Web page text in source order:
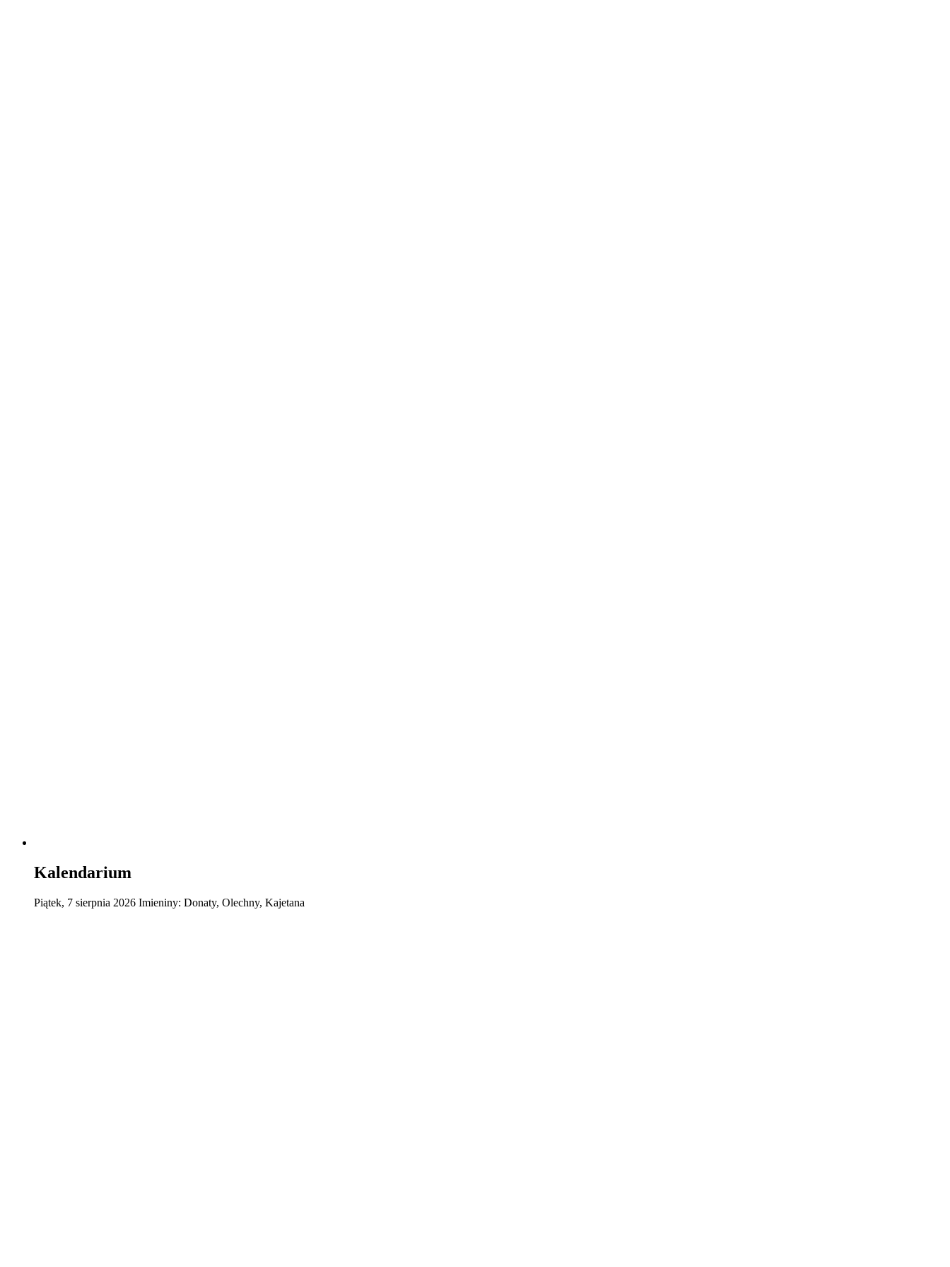
Kalendarium
Piątek, 7 sierpnia 2026 Imieniny: Donaty, Olechny, Kajetana